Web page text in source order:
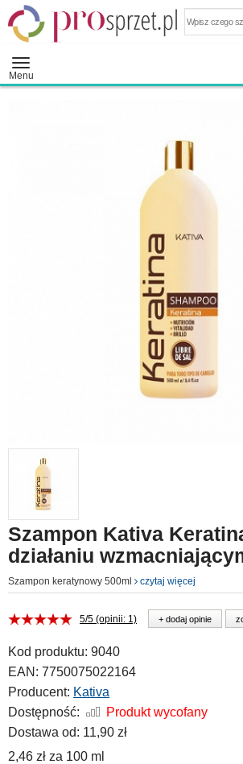
Menu
Szampon Kativa
działaniu
Szampon keratynowy 500ml czytaj więcej
5/5 (opinii: 1) + dodaj opinie
Kod produktu: 9040
EAN: 7750075022164
Producent: Kativa
Dostępność:
Produkt wycofany
Dostawa od: 11,90 zł
2,46 zł za 100 ml